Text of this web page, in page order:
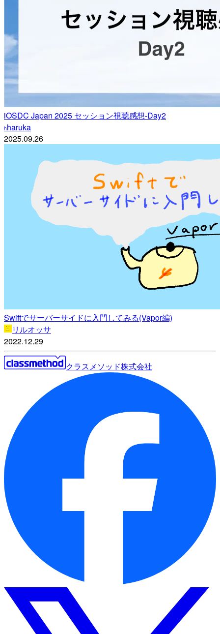
iOSDC Japan 2025 セッション視聴感想-Day2
hharuka
2025.09.26
Swiftでサーバーサイドに入門してみる(Vapor編)
リルオッサ
2022.12.29
クラスメソッド株式会社